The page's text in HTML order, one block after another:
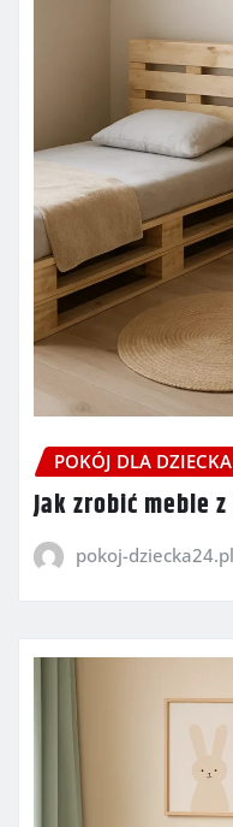
POKÓJ DLA DZIECKA
Jak zrobić meble
pokoj-dziecka24.pl